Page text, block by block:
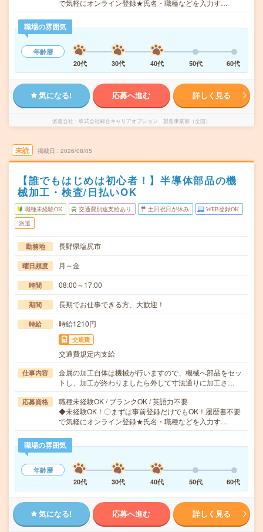
で気軽にオンライン登録★氏名・職種などを入力す…
職場の雰囲気
年齢層
20代
30代 40代 50代 60代
気になる! 応募へ進む 詳しく見る
派遣会社 株式会社綜合キャリアオプション 製造事業部（全国）
未読 掲載日 2026/08/05
【誰でもはじめは初心者！】半導体部品の機
械加工・検査/日払いOK
職種未経験OK 交通費別途支給あり 土日祝日が休み WEB登録OK
派遣
勤務地 長野県塩尻市
曜日頻度 月～金
時間 08:00～17:00
期間 長期でお仕事できる方、大歓迎！
時給 時給1210円
交通費
交通費規定内支給
仕事内容
金属の加工自体は機械が行いますので、機械へ部品をセッ
トし、加工が終わりましたら外して寸法通りに加工さ…
応募資格
職種未経験OK / ブランクOK / 英語力不要
◆未経験OK！〇まずは事前登録だけでもOK！履歴書不要
で気軽にオンライン登録★氏名・職種などを入力す…
職場の雰囲気
年齢層
20代
30代 40代 50代 60代
気になる! 応募へ進む 詳しく見る